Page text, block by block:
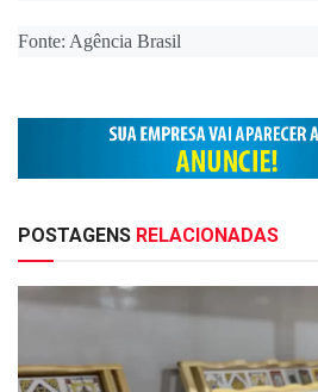
Fonte: Agência Brasil
POSTAGENS RELACIONADAS